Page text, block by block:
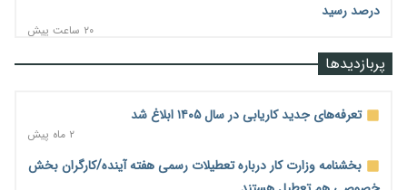
درصد رسید
۲۰ ساعت پیش
رشد ۷۵ هزار میلیاردی بازار خرید اعتباری؛ فین‌تک‌ها وارد میدان
۲۱ ساعت پیش
آغاز اجرای پایلوت «ردا کارت» برای دانشجویان تحصیلات تکمیلی
پربازدیدها
تعرفه‌های جدید کاریابی در سال ۱۴۰۵ ابلاغ شد
۲ ماه پیش
بخشنامه وزارت کار درباره تعطیلات رسمی هفته آینده/کارگران بخش